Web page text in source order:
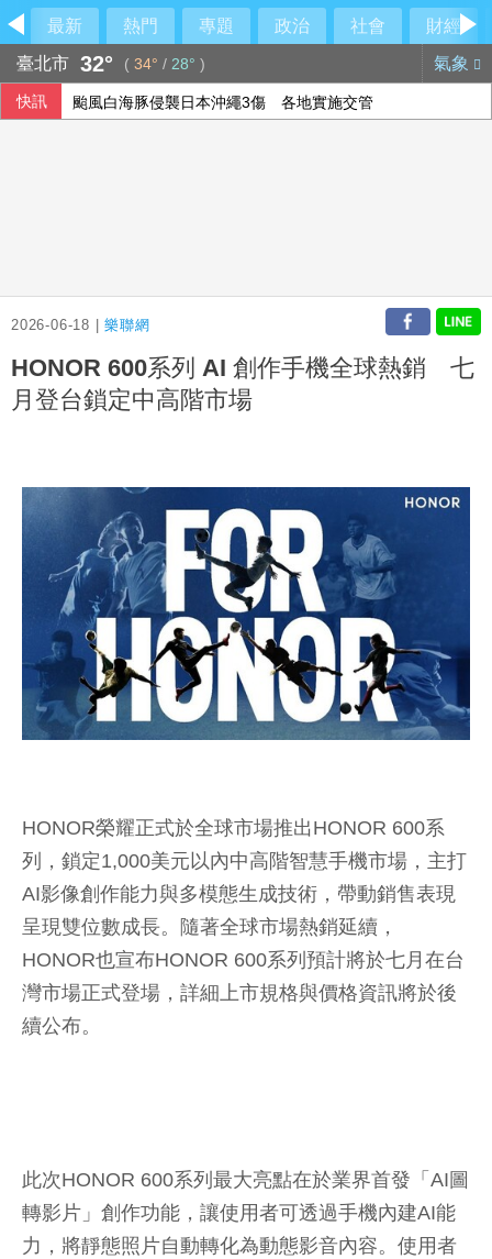
最新 熱門 專題 政治 社會
財經
臺北市 32° ( 34° / 28° ) 氣象
快訊 颱風白海豚侵襲日本沖繩3傷 各地實施交管
2026-06-18 |樂聯網
HONOR 600系列 AI 創作手機全球熱銷 七
月登台鎖定中高階市場
HONOR榮耀正式於全球市場推出HONOR 600系
列，鎖定1,000美元以內中高階智慧手機市場，主打
AI影像創作能力與多模態生成技術，帶動銷售表現
呈現雙位數成長。隨著全球市場熱銷延續，
HONOR也宣布HONOR 600系列預計將於七月在台
灣市場正式登場，詳細上市規格與價格資訊將於後
續公布。
此次HONOR 600系列最大亮點在於業界首發「AI圖
轉影片」創作功能，讓使用者可透過手機內建AI能
力，將靜態照片自動轉化為動態影音內容。使用者